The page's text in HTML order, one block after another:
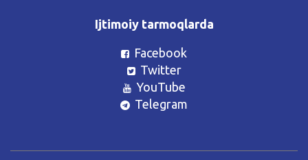
Ijtimoiy tarmoqlarda
Facebook
Twitter
YouTube
Telegram